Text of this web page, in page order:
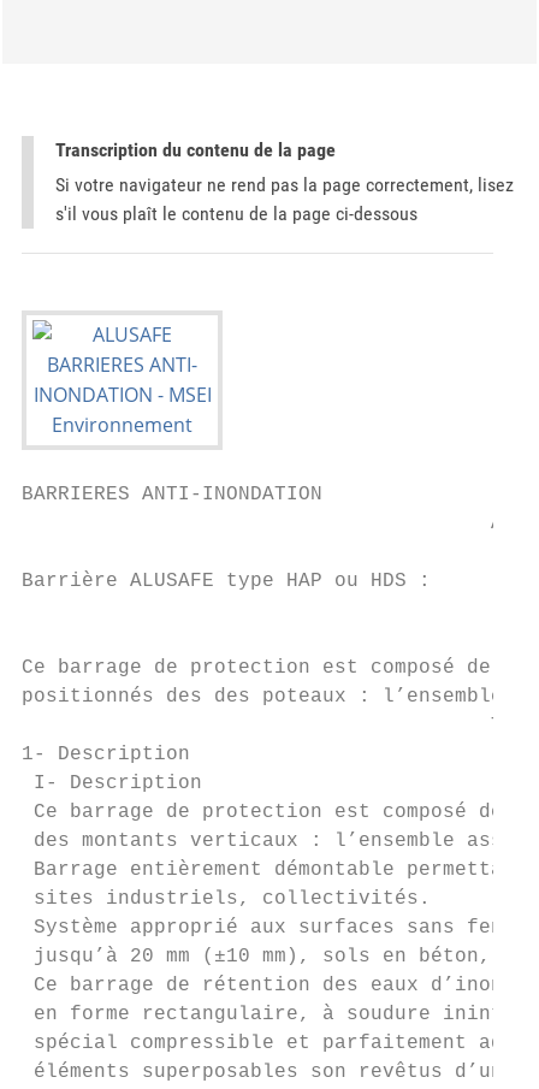
Transcription du contenu de la page
Si votre navigateur ne rend pas la page correctement, lisez
s'il vous plaît le contenu de la page ci-dessous
BARRIERES ANTI-INONDATION
Barrière ALUSAFE type HAP ou HDS :
Ce barrage de protection est composé de
positionnés des des poteaux : l’ensemble
1- Description
I- Description
Ce barrage de protection est composé de
des montants verticaux : l’ensemble
Barrage entièrement démontable
sites industriels, collectivités.
Système approprié aux surfaces sans
jusqu’à 20 mm (±10 mm), sols en béton,
Ce barrage de rétention des eaux
en forme rectangulaire, à soudure
spécial compressible et parfaitement
éléments superposables son revêtus